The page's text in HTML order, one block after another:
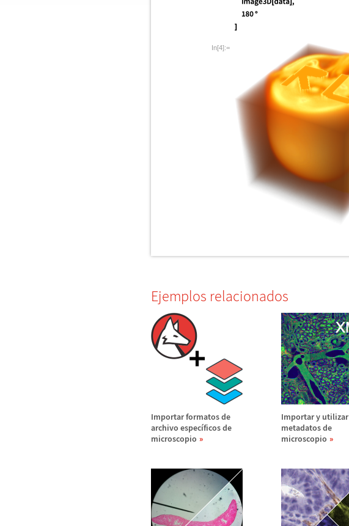
In[4]:=
Ejemplos relacionados
Importar formatos de
archivo específicos de
microscopio
Importar y utilizar
metadatos de
microscopio